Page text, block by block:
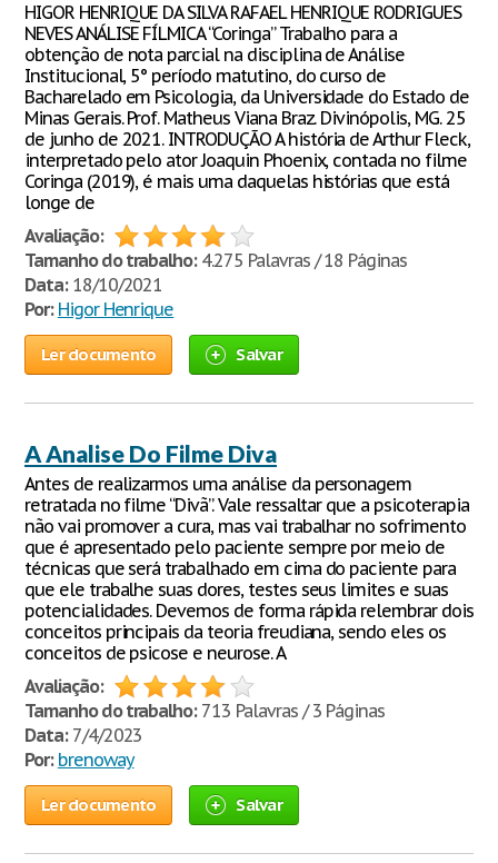
HIGOR HENRIQUE DA SILVA RAFAEL HENRIQUE RODRIGUES
NEVES ANÁLISE FÍLMICA “Coringa” Trabalho para a
obtenção de nota parcial na disciplina de Análise
Institucional, 5° período matutino, do curso de
Bacharelado em Psicologia, da Universidade do Estado de
Minas Gerais. Prof. Matheus Viana Braz. Divinópolis, MG. 25
de junho de 2021. INTRODUÇÃO A história de Arthur Fleck,
interpretado pelo ator Joaquin Phoenix, contada no filme
Coringa (2019), é mais uma daquelas histórias que está
longe de
Avaliação:
Tamanho do trabalho:4.275 Palavras / 18 Páginas
Data:18/10/2021
Por: Higor Henrique
Ler documento Salvar
A Analise Do Filme Diva
Antes de realizarmos uma análise da personagem
retratada no filme “Divã”. Vale ressaltar que a psicoterapia
não vai promover a cura, mas vai trabalhar no sofrimento
que é apresentado pelo paciente sempre por meio de
técnicas que será trabalhado em cima do paciente para
que ele trabalhe suas dores, testes seus limites e suas
potencialidades. Devemos de forma rápida relembrar dois
conceitos principais da teoria freudiana, sendo eles os
conceitos de psicose e neurose. A
Avaliação:
Tamanho do trabalho:713 Palavras / 3 Páginas
Data:7/4/2023
Por: brenoway
Ler documento Salvar